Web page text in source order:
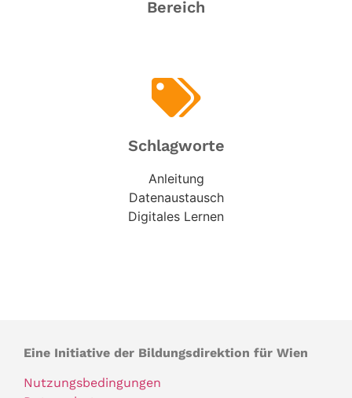
Bereich
Schlagworte
Anleitung
Datenaustausch
Digitales Lernen
Eine Initiative der Bildungsdirektion für Wien
Nutzungsbedingungen